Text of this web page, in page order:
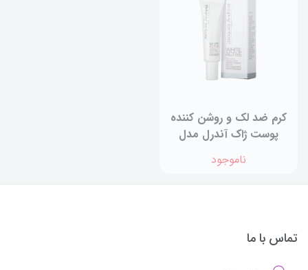
کرم ضد لک و روشن کننده
پوست ژاک آندرل مدل
میلی لیتر
ناموجود
تماس با ما